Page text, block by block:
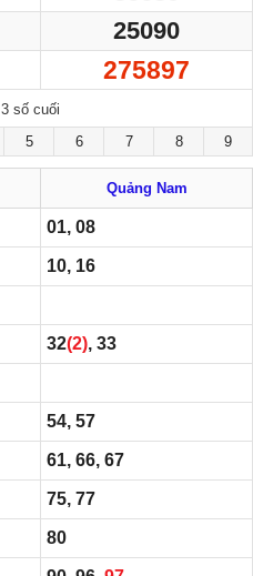
25090
275897
3 số cuối
5 6 7 8 9
Quảng Nam
01, 08
10, 16
32(2), 33
54, 57
61, 66, 67
75, 77
80